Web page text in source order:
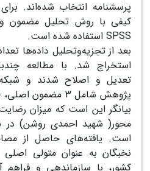
پرسشنامه انتخاب شده‌اند.
کیفی با روش تحلیل مضمون و
SPSS استفاده شده است.
استخراج شد. با مطالعه
تعدیل و اصلاح شدند و
بیانگر این است که میزان
محور( شهید احمدی روشن) در
است. یافته‌های حاصل از
نخبگان به عنوان متولی اصلی
کشور، با سازماندهی و